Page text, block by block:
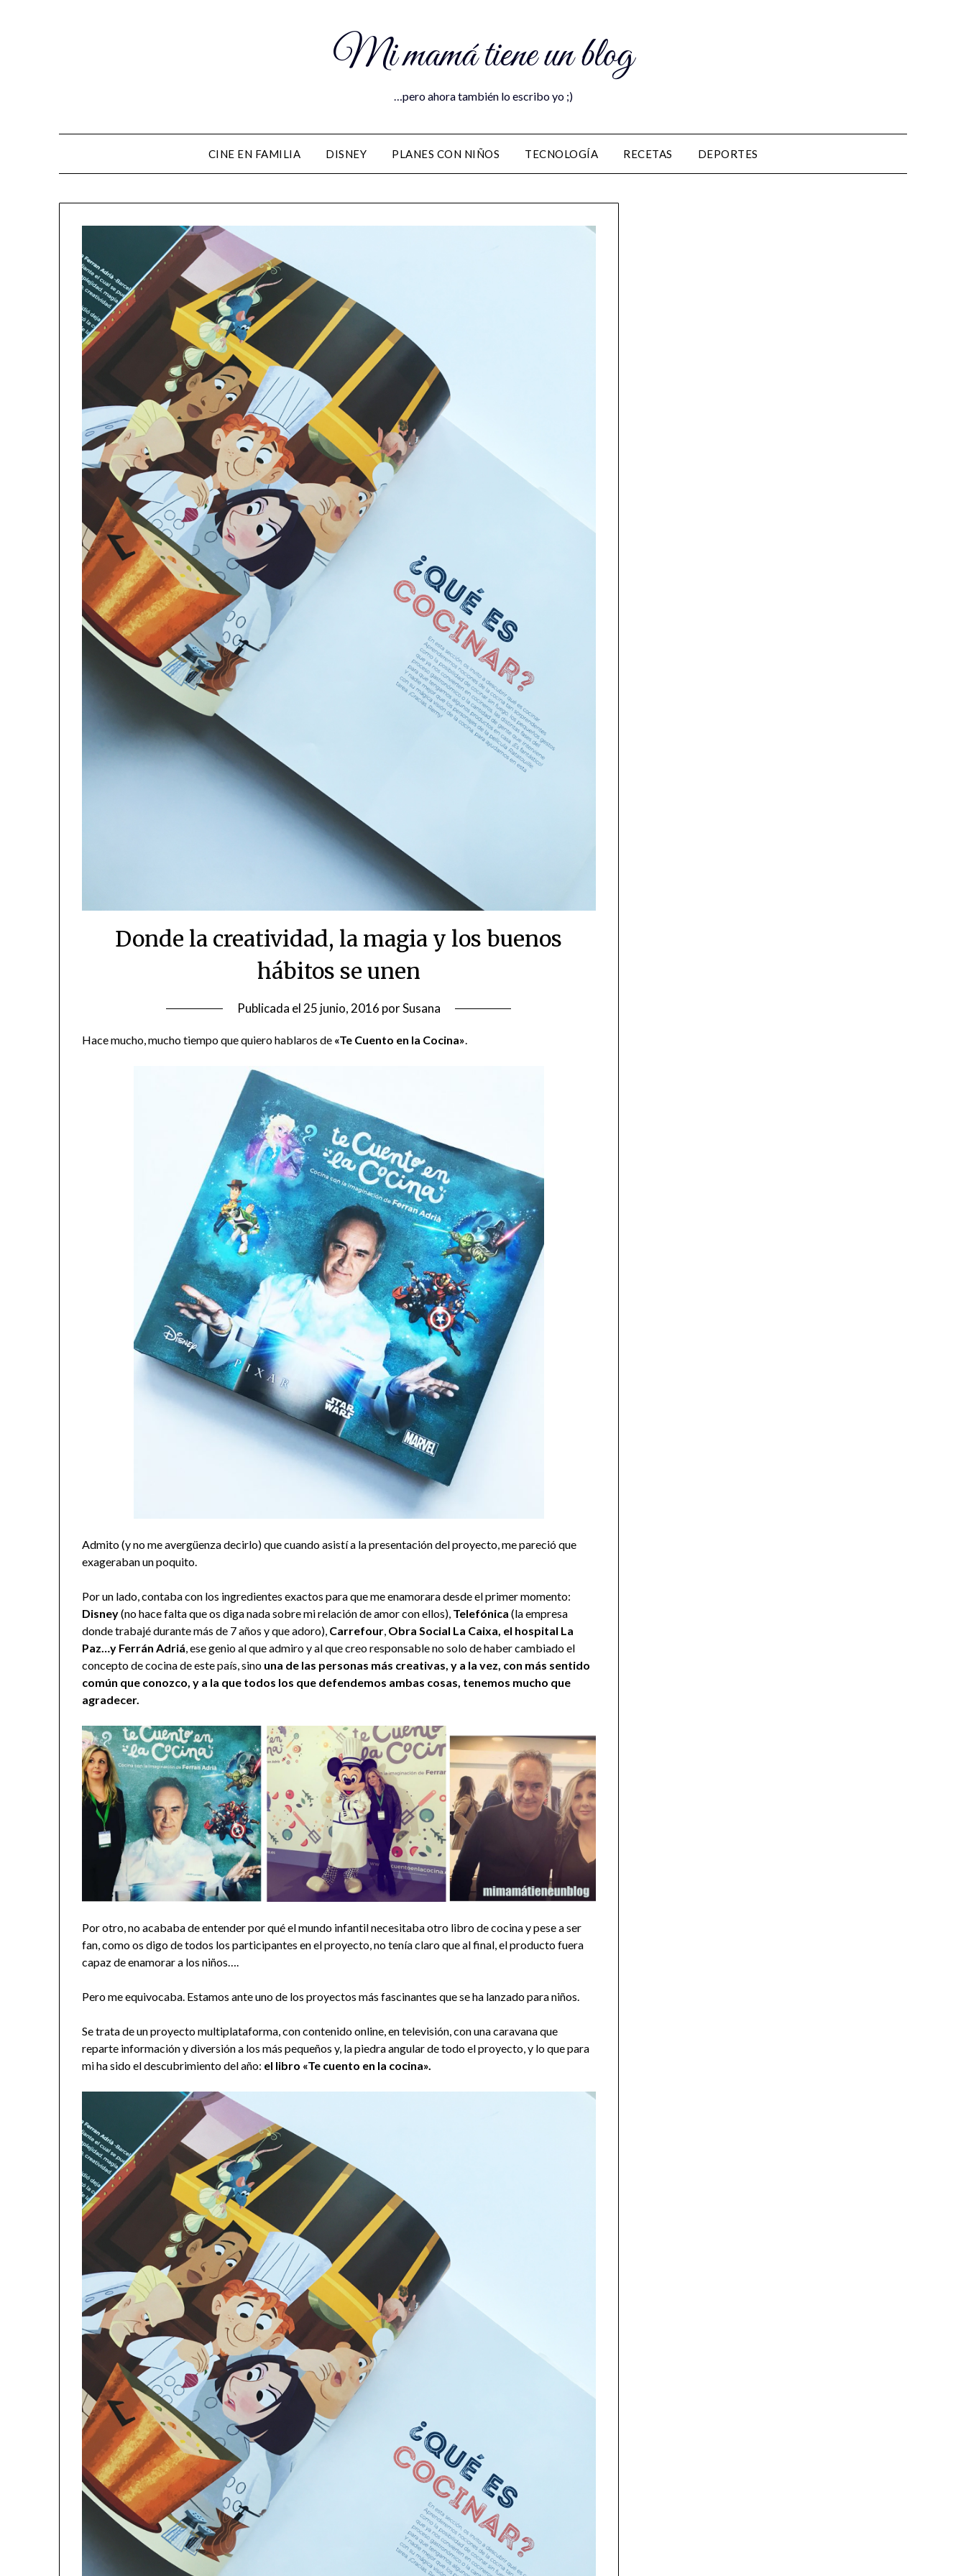
Mi mamá tiene un blog
…pero ahora también lo escribo yo ;)
CINE EN FAMILIA DISNEY PLANES CON NIÑOS TECNOLOGÍA RECETAS DEPORTES
Donde la creatividad, la magia y los buenos
hábitos se unen
Publicada el 25 junio, 2016 porSusana
Hace mucho, mucho tiempo que quiero hablaros de «Te Cuento en la Cocina».
Admito (y no me avergüenza decirlo) que cuando asistí a la presentación del proyecto, me pareció que
exageraban un poquito.
Por un lado, contaba con los ingredientes exactos para que me enamorara desde el primer momento:
Disney(no hace falta que os diga nada sobre mi relación de amor con ellos), Telefónica (la empresa
donde trabajé durante más de 7 años y que adoro), Carrefour, Obra Social La Caixa, el hospital La
Paz…y Ferrán Adriá, ese genio al que admiro y al que creo responsable no solo de haber cambiado el
concepto de cocina de este país, sino una de las personas más creativas, y a la vez, con más sentido
común que conozco, y a la que todos los que defendemos ambas cosas, tenemos mucho que
agradecer.
Por otro, no acababa de entender por qué el mundo infantil necesitaba otro libro de cocina y pese a ser
fan, como os digo de todos los participantes en el proyecto, no tenía claro que al final, el producto fuera
capaz de enamorar a los niños….
Pero me equivocaba. Estamos ante uno de los proyectos más fascinantes que se ha lanzado para niños.
Se trata de un proyecto multiplataforma, con contenido online, en televisión, con una caravana que
reparte información y diversión a los más pequeños y, la piedra angular de todo el proyecto, y lo que para
mi ha sido el descubrimiento del año: el libro «Te cuento en la cocina».